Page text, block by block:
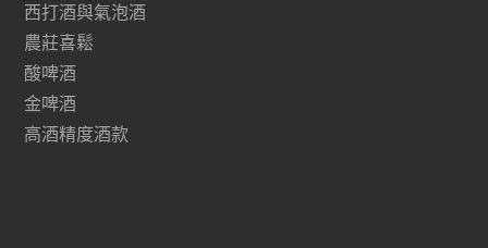
西打酒與氣泡酒
農莊喜鬆
酸啤酒
金啤酒
高酒精度酒款